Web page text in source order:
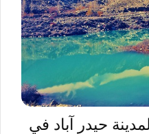
حيدر آباد في